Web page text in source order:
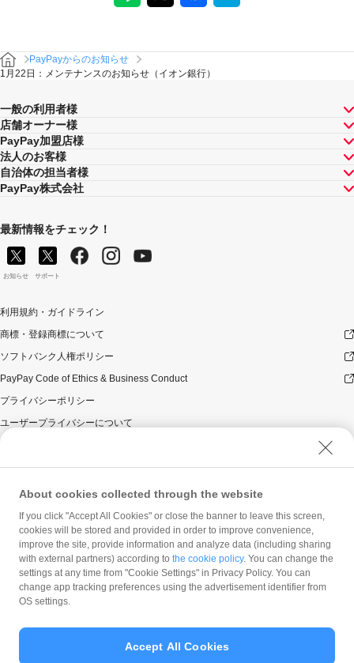
PayPayからのお知らせ
1月22日：メンテナンスのお知らせ（イオン銀行）
一般の利用者様
店舗オーナー様
PayPay加盟店様
法人のお客様
自治体の担当者様
PayPay株式会社
最新情報をチェック！
お知らせ サポート
利用規約・ガイドライン
商標・登録商標について
ソフトバンク人権ポリシー
PayPay Code of Ethics & Business Conduct
プライバシーポリシー
ユーザープライバシーについて
ウェブサイト利用規約
反社会的勢力に対する方針
勧誘方針
マネロン等基本方針
カスタマーハラスメントに関する当社の考え方
About cookies collected through the website
If you click "Accept All Cookies" or close the banner to leave this screen,
cookies will be stored and provided in order to improve convenience,
improve the site, provide information and analyze data (including sharing
with external partners) according to the cookie policy. You can change the
settings at any time from "Cookie Settings" in Privacy Policy. You can
change app tracking preferences using the advertisement identifier from
OS settings.
Accept All Cookies